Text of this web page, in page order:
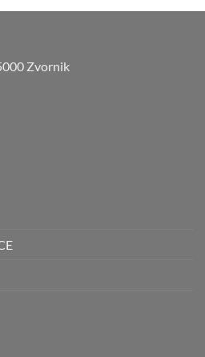
KM.99,00 KM.
Zvornik